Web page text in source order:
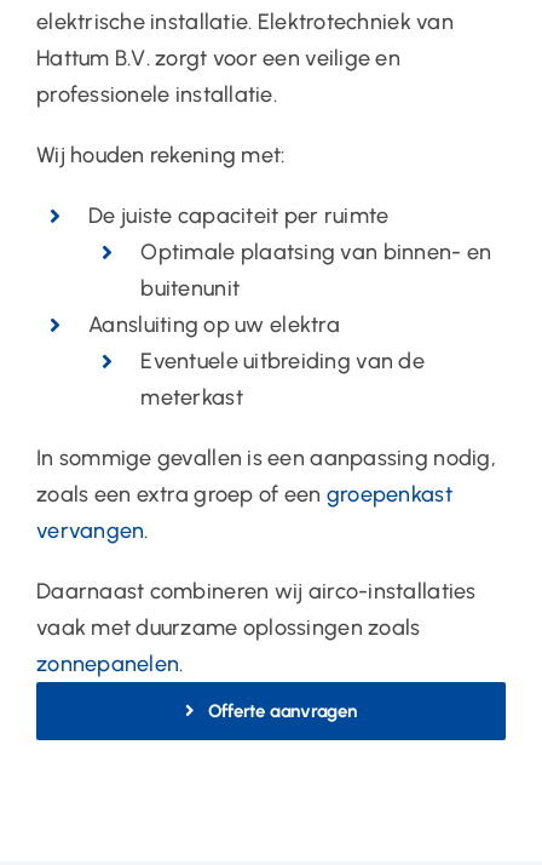
elektrische installatie. Elektrotechniek van
Hattum B.V. zorgt voor een veilige en
professionele installatie.
Wij houden rekening met:
De juiste capaciteit per ruimte
Optimale plaatsing van binnen- en
buitenunit
Aansluiting op uw elektra
Eventuele uitbreiding van de
meterkast
In sommige gevallen is een aanpassing nodig,
zoals een extra groep of een groepenkast
vervangen.
Daarnaast combineren wij airco-installaties
vaak met duurzame oplossingen zoals
zonnepanelen.
Offerte aanvragen